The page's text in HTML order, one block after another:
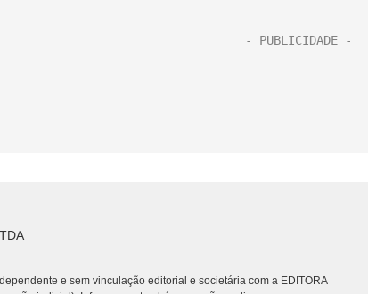
e sem vinculação editorial e societária com a EDITORA